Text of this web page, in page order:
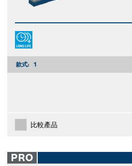
款式: 1
比較產品
PRO